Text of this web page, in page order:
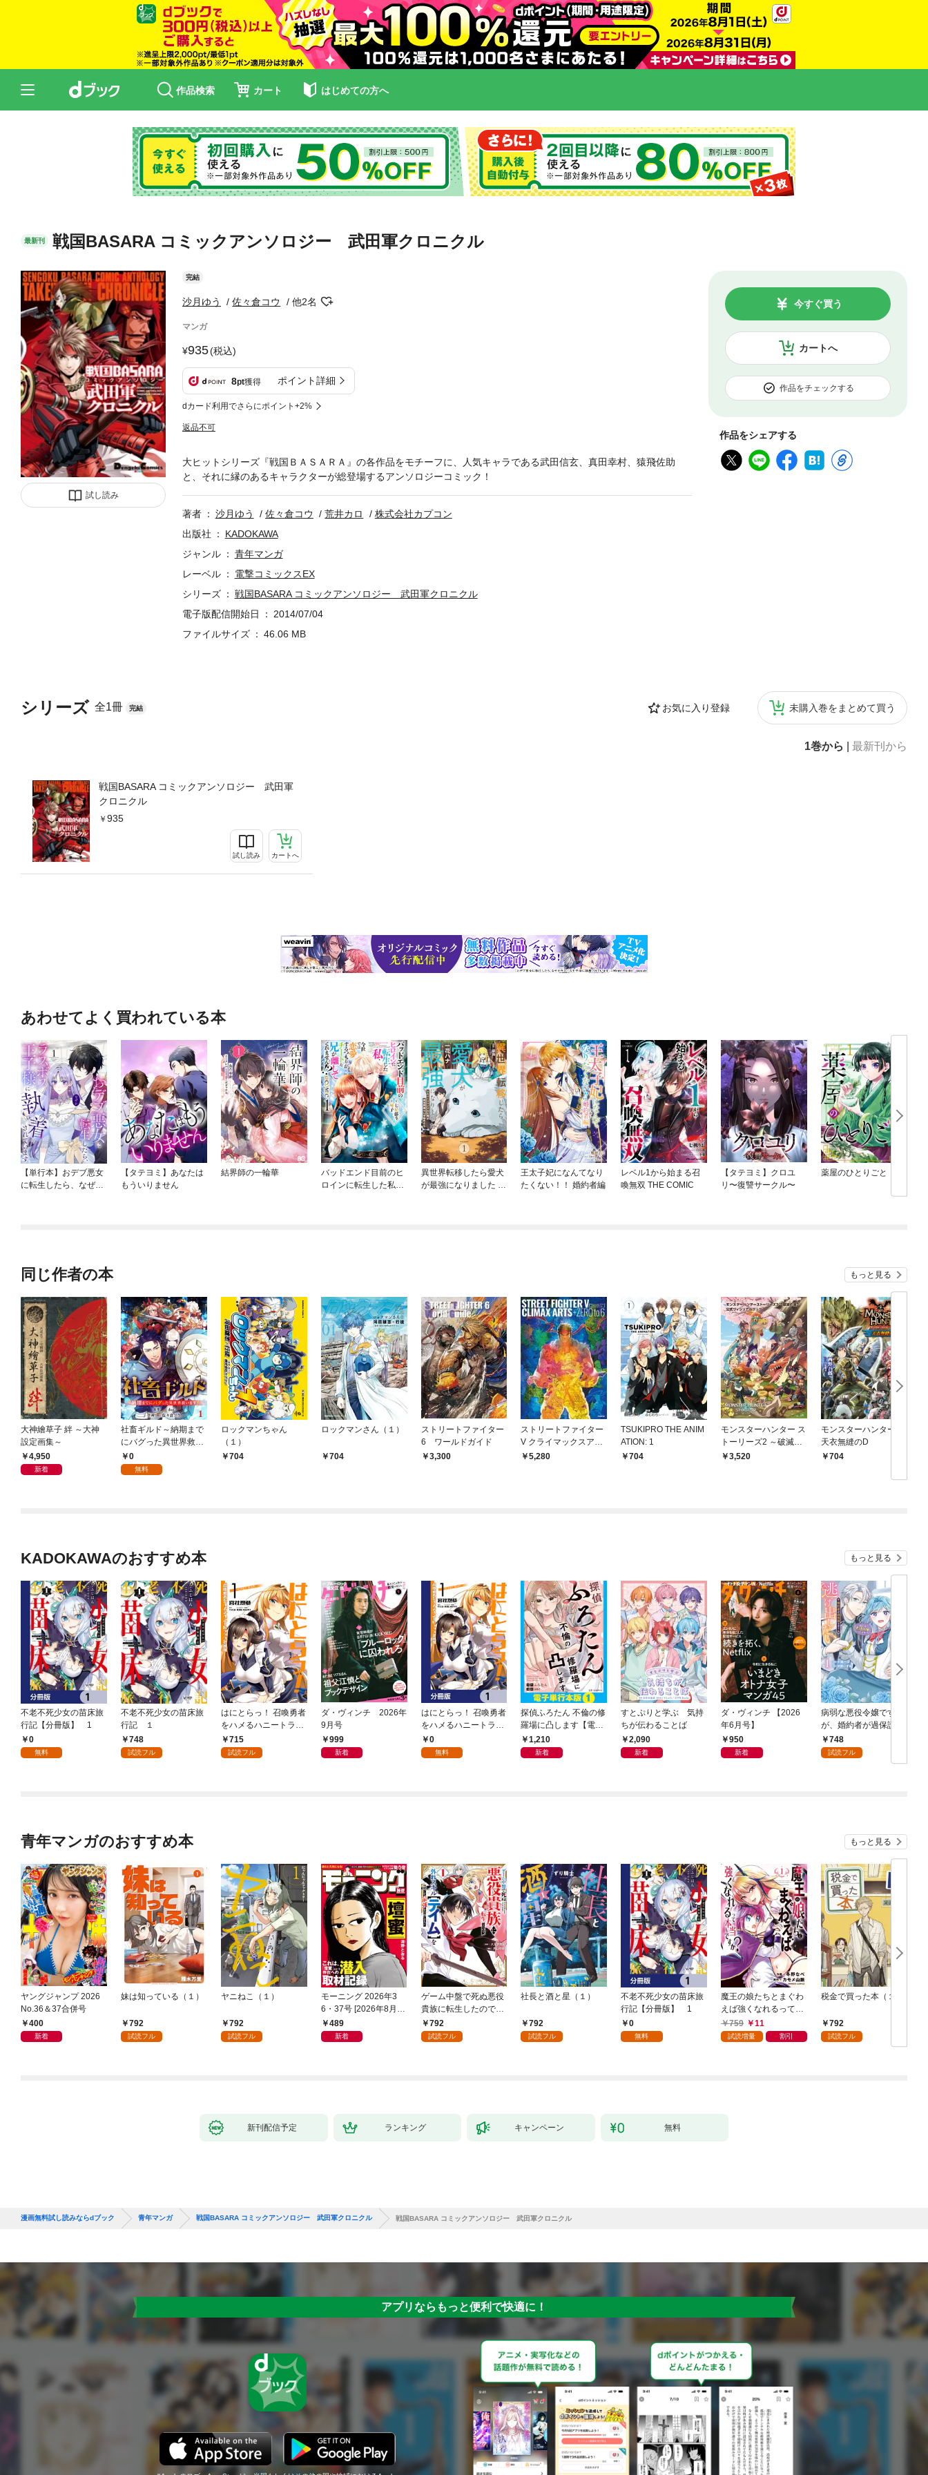
作品検索 カート はじめての方へ
最新刊 戦国BASARA コミックアンソロジー 武田軍クロニクル
試し読み
完結
沙月ゆう 佐々倉コウ 他2名
マンガ
935(税込)
8pt獲得 ポイント詳細
dカード利用でさらにポイント+2%
返品不可
カートへ
今すぐ買う
作品をチェックする
作品をシェアする
シリーズ 全1冊 完結 お気に入り登録 未購入巻をまとめて買う
1巻から 最新刊から
戦国BASARA コミックアンソロジー 武田軍
クロニクル
935
試し読み カートへ
大ヒットシリーズ『戦国ＢＡＳＡＲＡ』の各作品をモチーフに、人気キャラである武田信玄、真田幸村、猿飛佐助
と、それに縁のあるキャラクターが総登場するアンソロジーコミック！
著者 沙月ゆう 佐々倉コウ 荒井カロ
株式会社カプコン
出版社
KADOKAWA
ジャンル
青年マンガ
レーベル
電撃コミックスEX
シリーズ
戦国BASARA コミックアンソロジー 武田軍クロニクル
電子版配信開始日
2014/07/04
ファイルサイズ
46.06 MB
あわせてよく買われている本
【単行本】おデブ悪女
に転生したら、なぜか
【タテヨミ】あなたは
もういりません
結界師の一輪華
バッドエンド目前のヒ
ロインに転生した私、
異世界転移したら愛犬
が最強になりました ～
王太子妃になんてなり
たくない！！ 婚約者編
レベル1から始まる召
喚無双 THE COMIC
【タテヨミ】クロユ
リ〜復讐サークル〜
薬屋のひとりごと
同じ作者の本 もっと見る
大神繪草子 絆 ～大神
設定画集～
4,950
新着
社畜ギルド～納期まで
にバグった異世界救い
ます！【ページ版】１
0
無料
ロックマンちゃん
（１）
704
ロックマンさん（１）
704
ストリートファイター
6 ワールドガイド
3,300
ストリートファイター
V クライマックスアー
ツ プラス ゼロ トゥ シ
5,280
TSUKIPRO THE ANIM
ATION: 1
704
モンスターハンター ス
トーリーズ2 ～破滅の
翼～公式ヴィジュアル
3,520
モンスターハンター
天衣無縫のD
704
KADOKAWAのおすすめ本 もっと見る
不老不死少女の苗床旅
行記【分冊版】 1
0
無料
不老不死少女の苗床旅
行記 １
748
試読フル
はにとらっ！ 召喚勇者
をハメるハニートラッ
プ包囲網 1
715
試読フル
ダ・ヴィンチ 2026年
9月号
999
新着
はにとらっ！ 召喚勇者
をハメるハニートラッ
プ包囲網【分冊版】
1
0
無料
探偵ふろたん 不倫の修
羅場に凸します【電子
単行本版】1
1,210
新着
すとぷりと学ぶ 気持
ちが伝わることば
2,090
新着
ダ・ヴィンチ 【2026
年6月号】
950
新着
病弱な悪役令嬢です
が、婚約者が過保護す
ぎて逃げ出したい(私た
ち犬猿の仲でしたよ
748
試読フル
青年マンガのおすすめ本 もっと見る
ヤングジャンプ 2026
No.36＆37合併号
400
新着
妹は知っている（１）
792
試読フル
ヤニねこ（１）
792
試読フル
モーニング 2026年3
6・37号 [2026年8月6
日発売]
489
新着
ゲーム中盤で死ぬ悪役
貴族に転生したので、
外れスキル【テイム】
を駆使して最強を目指
792
試読フル
社長と酒と星（１）
792
試読フル
不老不死少女の苗床旅
行記【分冊版】 1
0
無料
魔王の娘たちとまぐわ
えば強くなれるって本
当ですか？【特典ペー
パー付き】【カラーペ
759 11
試読増量 割引
税金で買った本（１）
792
試読フル
新刊配信予定 ランキング キャンペーン 無料
漫画無料試し読みならdブック 青年マンガ 戦国BASARA コミックアンソロジー 武田軍クロニクル 戦国BASARA コミックアンソロジー 武田軍クロニクル
アプリならもっと便利で快適に！